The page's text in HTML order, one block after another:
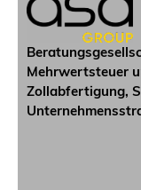
g
n
u
p
Mehrwertsteuer
Zollabfertigung,